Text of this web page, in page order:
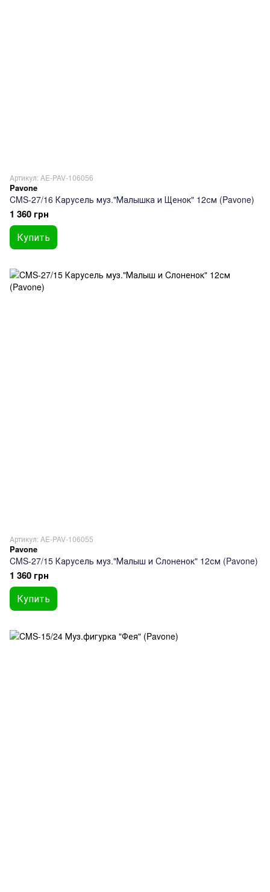
Артикул: AE-PAV-106056
Pavone
CMS-27/16 Карусель муз."Малышка и Щенок" 12см (Pavone)
1 360 грн
Купить
Артикул: AE-PAV-106055
Pavone
CMS-27/15 Карусель муз."Малыш и Cлоненок" 12см (Pavone)
1 360 грн
Купить